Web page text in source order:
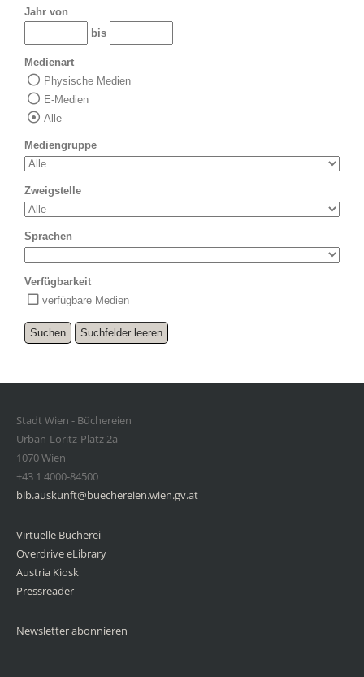
Jahr von
bis
Medienart
Physische Medien
E-Medien
Alle
Mediengruppe
Zweigstelle
Sprachen
Verfügbarkeit
verfügbare Medien
Stadt Wien - Büchereien
Urban-Loritz-Platz 2a
1070 Wien
+43 1 4000-84500
bib.auskunft@buechereien.wien.gv.at
Virtuelle Bücherei
Overdrive eLibrary
Austria Kiosk
Pressreader
Newsletter abonnieren